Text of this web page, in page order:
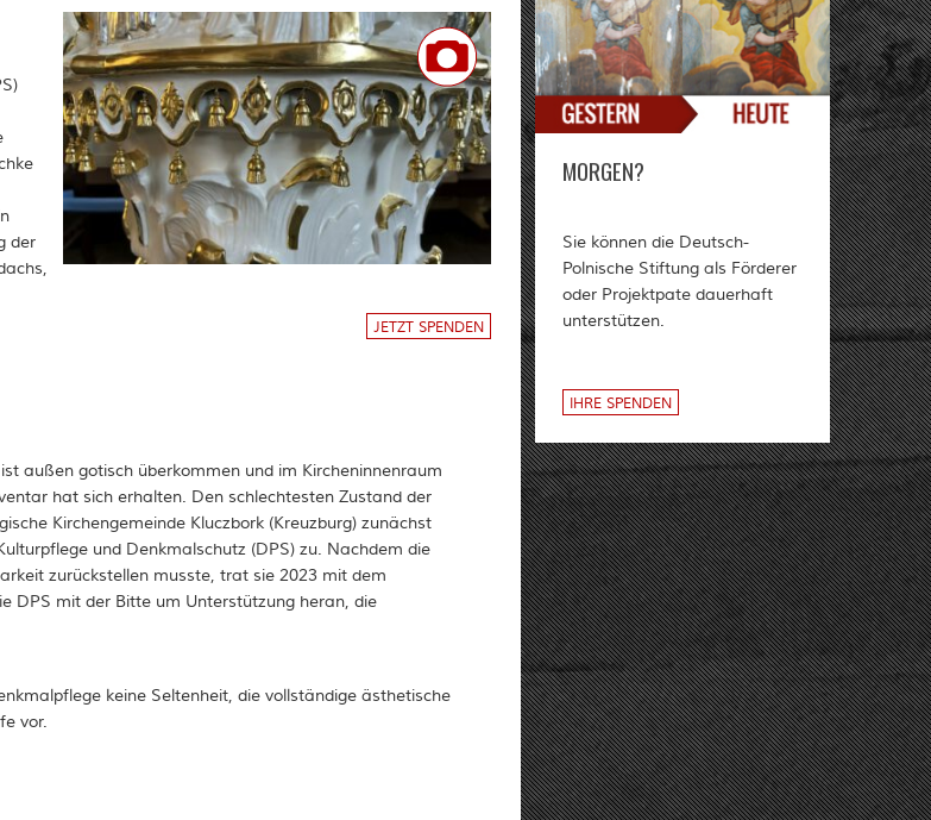
der
JETZT SPENDEN
außen gotisch überkommen und im Kircheninnenraum
hat sich erhalten. Den schlechtesten Zustand der
Kirchengemeinde Kluczbork (Kreuzburg) zunächst
und Denkmalschutz (DPS) zu. Nachdem die
zurückstellen musste, trat sie 2023 mit dem
DPS mit der Bitte um Unterstützung heran, die
keine Seltenheit, die vollständige ästhetische
vor.
MORGEN?
Sie können die Deutsch-
Polnische Stiftung als Förderer
oder Projektpate dauerhaft
unterstützen.
IHRE SPENDEN